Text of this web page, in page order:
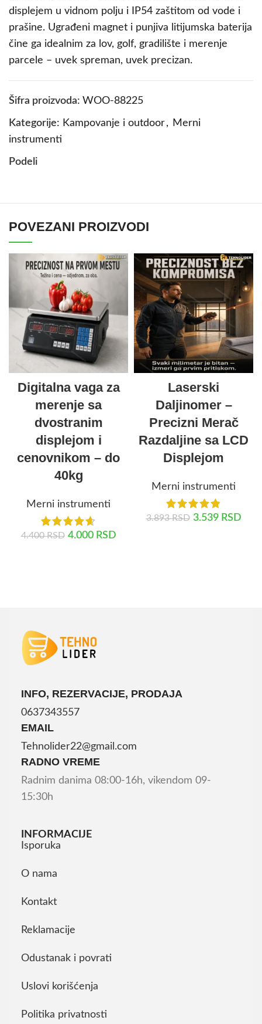
displejem u vidnom polju i IP54 zaštitom od vode i
prašine. Ugrađeni magnet i punjiva litijumska baterija
čine ga idealnim za lov, golf, gradilište i merenje
parcele – uvek spreman, uvek precizan.
Šifra proizvoda: WOO-88225
Kategorije: Kampovanje i outdoor,
Merni
instrumenti
Podeli
POVEZANI PROIZVODI
Digitalna vaga za
merenje sa
dvostranim
displejom i
cenovnikom – do
40kg
Merni instrumenti
4.400RSD 4.000 RSD
Laserski
Daljinomer –
Precizni Merač
Razdaljine sa LCD
Displejom
Merni instrumenti
3.893RSD 3.539 RSD
INFO, REZERVACIJE, PRODAJA
0637343557
EMAIL
Tehnolider22@gmail.com
RADNO VREME
Radnim danima 08:00-16h, vikendom 09-
15:30h
INFORMACIJE
Isporuka
O nama
Kontakt
Reklamacije
Odustanak i povrati
Uslovi korišćenja
Politika privatnosti